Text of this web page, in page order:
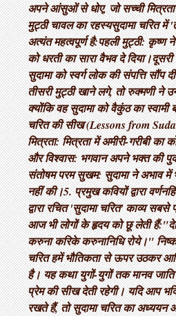
अपने आंसुओं से धोए, जो सच्ची मित्रता
मुट्ठी चावल का रहस्य ​सुदामा चरित में
अत्यंत महत्वपूर्ण है: ​पहली मुट्ठी: कृष्ण
को धरती का सारा वैभव दे दिया।
सुदामा को स्वर्ग लोक की संपत्ति सौंप
तीसरी मुट्ठी खाने लगे, तो रुक्मणी ने
क्योंकि वह सुदामा को वैकुंठ का स्वामी
चरित की सीख (Lessons from
मित्रता: मित्रता में अमीरी-गरीबी का
और विश्वास: भगवान अपने भक्त की
संतोषम परम सुखम: सुदामा ने अभाव में
नहीं की। ​5. प्रमुख कवियों द्वारा वर्णन
द्वारा रचित 'सुदामा चरित' काव्य
आज भी लोगों के हृदय को छू लेती हैं:
करुना करिके करुनानिधि रोये।"
चरित हमें भौतिकता से ऊपर उठकर
है। यह कथा युगों-युगों तक मानव जाति
प्रेम की सीख देती रहेगी। यदि आप
रखते हैं, तो सुदामा चरित का